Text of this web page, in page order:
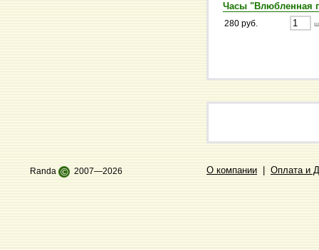
Часы "Влюбленная
280 руб.
Randa © 2007—2026 О компании Оплата и